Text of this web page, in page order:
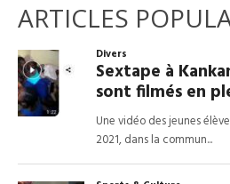
ARTICLES